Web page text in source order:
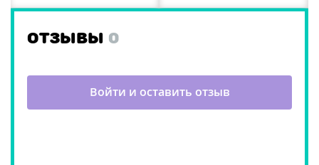
ОТЗЫВЫ 0
Войти и оставить отзыв